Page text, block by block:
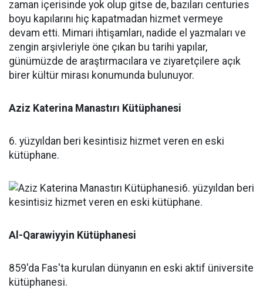
Aziz Katerina Manastırı Kütüphanesi
6. yüzyıldan beri kesintisiz hizmet veren en eski
kütüphane.
Al-Qarawiyyin Kütüphanesi
859'da Fas'ta kurulan dünyanın en eski aktif üniversite
kütüphanesi.